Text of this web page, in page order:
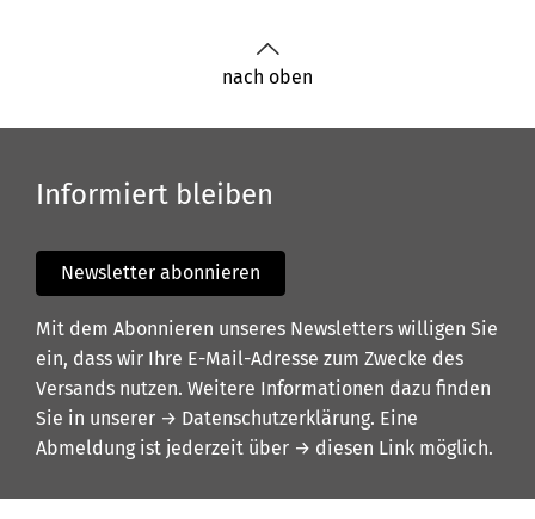
nach oben
Informiert bleiben
Newsletter abonnieren
Mit dem Abonnieren unseres Newsletters willigen Sie
ein, dass wir Ihre E-Mail-Adresse zum Zwecke des
Versands nutzen. Weitere Informationen dazu finden
Sie in unserer → Datenschutzerklärung. Eine
Abmeldung ist jederzeit über → diesen Link möglich.